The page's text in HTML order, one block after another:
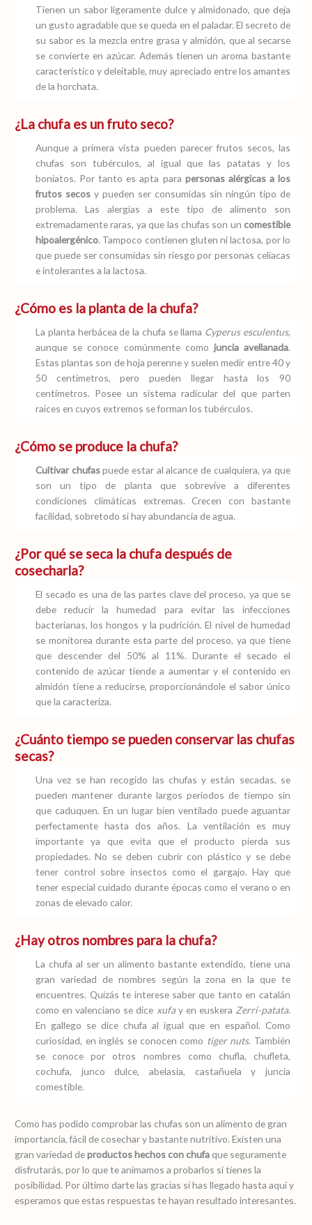
Tienen un sabor ligeramente dulce y almidonado, que deja
un gusto agradable que se queda en el paladar. El secreto de
su sabor es la mezcla entre grasa y almidón, que al secarse
se convierte en azúcar. Además tienen un aroma bastante
característico y deleitable, muy apreciado entre los amantes
de la horchata.
¿La chufa es un fruto seco?
Aunque a primera vista pueden parecer frutos secos, las
chufas son tubérculos, al igual que las patatas y los
boniatos. Por tanto es apta para personas alérgicas a los
frutos secos y pueden ser consumidas sin ningún tipo de
problema. Las alergias a este tipo de alimento son
extremadamente raras, ya que las chufas son un comestible
hipoalergénico. Tampoco contienen gluten ni lactosa, por lo
que puede ser consumidas sin riesgo por personas celíacas
e intolerantes a la lactosa.
¿Cómo es la planta de la chufa?
La planta herbácea de la chufa se llama Cyperus esculentus,
aunque se conoce comúnmente como juncia avellanada.
Estas plantas son de hoja perenne y suelen medir entre 40 y
50 centímetros, pero pueden llegar hasta los 90
centímetros. Posee un sistema radicular del que parten
raíces en cuyos extremos se forman los tubérculos.
¿Cómo se produce la chufa?
Cultivar chufaspuede estar al alcance de cualquiera, ya que
son un tipo de planta que sobrevive a diferentes
condiciones climáticas extremas. Crecen con bastante
facilidad, sobretodo si hay abundancia de agua.
¿Por qué se seca la chufa después de
cosecharla?
El secado es una de las partes clave del proceso, ya que se
debe reducir la humedad para evitar las infecciones
bacterianas, los hongos y la pudrición. El nivel de humedad
se monitorea durante esta parte del proceso, ya que tiene
que descender del 50% al 11%. Durante el secado el
contenido de azúcar tiende a aumentar y el contenido en
almidón tiene a reducirse, proporcionándole el sabor único
que la caracteriza.
¿Cuánto tiempo se pueden conservar las chufas
secas?
Una vez se han recogido las chufas y están secadas, se
pueden mantener durante largos periodos de tiempo sin
que caduquen. En un lugar bien ventilado puede aguantar
perfectamente hasta dos años. La ventilación es muy
importante ya que evita que el producto pierda sus
propiedades. No se deben cubrir con plástico y se debe
tener control sobre insectos como el gargajo. Hay que
tener especial cuidado durante épocas como el verano o en
zonas de elevado calor.
¿Hay otros nombres para la chufa?
La chufa al ser un alimento bastante extendido, tiene una
gran variedad de nombres según la zona en la que te
encuentres. Quizás te interese saber que tanto en catalán
como en valenciano se dice xufay en euskera Zerri-patata.
En gallego se dice chufa al igual que en español. Como
curiosidad, en inglés se conocen como tiger nuts. También
se conoce por otros nombres como chufla, chufleta,
cochufa, junco dulce, abelasia, castañuela y juncia
comestible.
Como has podido comprobar las chufas son un alimento de gran
importancia, fácil de cosechar y bastante nutritivo. Existen una
gran variedad deproductos hechos con chufa que seguramente
disfrutarás, por lo que te animamos a probarlos si tienes la
posibilidad. Por último darte las gracias si has llegado hasta aquí y
esperamos que estas respuestas te hayan resultado interesantes.